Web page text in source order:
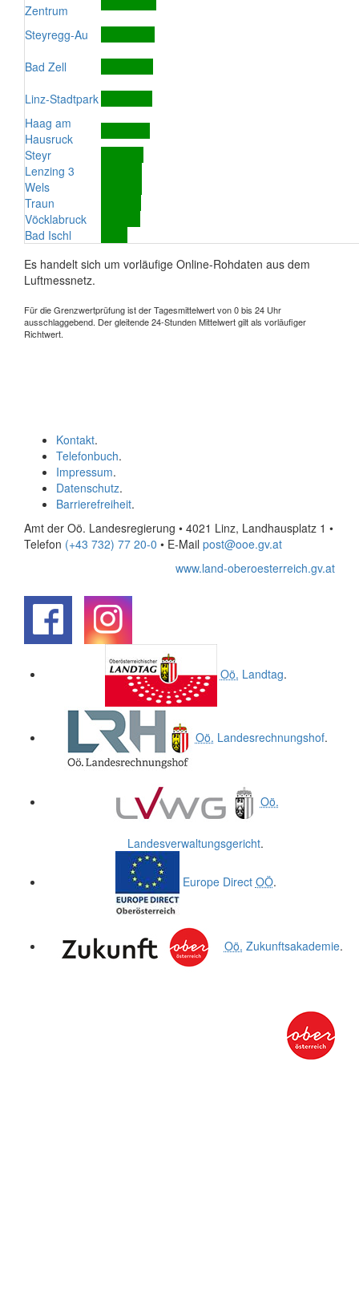
Zentrum
Steyregg-Au
Bad Zell
Linz-Stadtpark
Haag am
Hausruck
Steyr
Lenzing 3
Wels
Traun
Vöcklabruck
Bad Ischl
Es handelt sich um vorläufige Online-Rohdaten aus dem
Luftmessnetz.
Für die Grenzwertprüfung ist der Tagesmittelwert von 0 bis 24 Uhr
ausschlaggebend. Der gleitende 24-Stunden Mittelwert gilt als vorläufiger
Richtwert.
Kontakt.
Telefonbuch.
Impressum.
Datenschutz.
Barrierefreiheit.
Amt der Oö. Landesregierung • 4021 Linz, Landhausplatz 1 •
Telefon (+43 732) 77 20-0 • E-Mail post@ooe.gv.at
www.land-oberoesterreich.gv.at
Oö. Landtag.
Oö. Landesrechnungshof.
Oö.
Landesverwaltungsgericht.
Europe Direct OÖ.
Oö. Zukunftsakademie.